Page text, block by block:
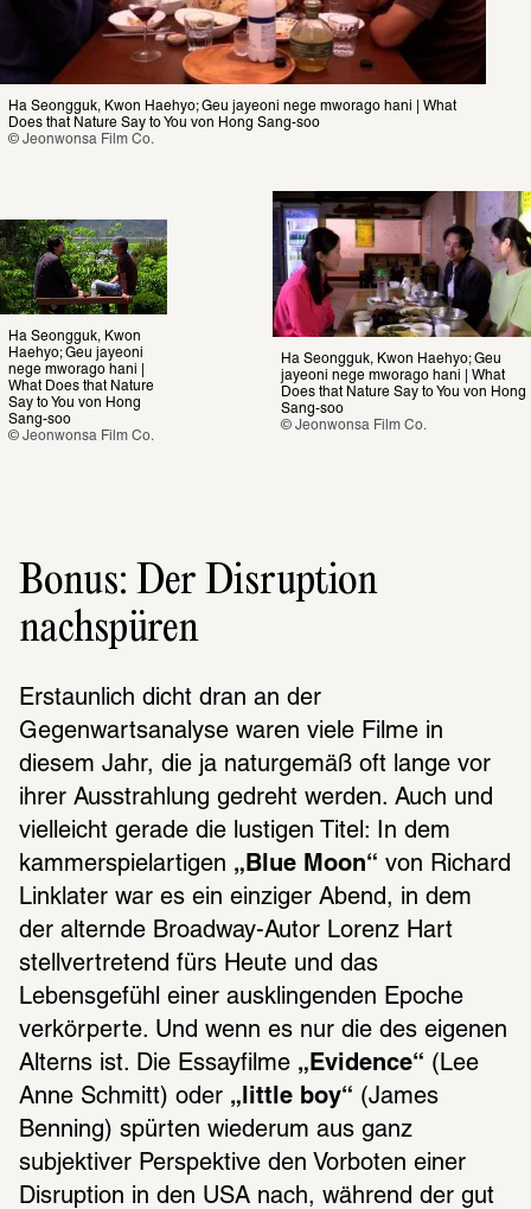
Ha Seongguk, Kwon Haehyo; Geu jayeoni nege mworago hani | What
Does that Nature Say to You von Hong Sang-soo
© Jeonwonsa Film Co.
Ha Seongguk, Kwon
Haehyo; Geu jayeoni
nege mworago hani |
What Does that Nature
Say to You von Hong
Sang-soo
© Jeonwonsa Film Co.
Ha Seongguk, Kwon Haehyo; Geu
jayeoni nege mworago hani | What
Does that Nature Say to You von Hong
Sang-soo
© Jeonwonsa Film Co.
Bonus: Der Disruption
nachspüren
Erstaunlich dicht dran an der
Gegenwartsanalyse waren viele Filme in
diesem Jahr, die ja naturgemäß oft lange vor
ihrer Ausstrahlung gedreht werden. Auch und
vielleicht gerade die lustigen Titel: In dem
kammerspielartigen „Blue Moon“ von Richard
Linklater war es ein einziger Abend, in dem
der alternde Broadway-Autor Lorenz Hart
stellvertretend fürs Heute und das
Lebensgefühl einer ausklingenden Epoche
verkörperte. Und wenn es nur die des eigenen
Alterns ist. Die Essayfilme „Evidence“ (Lee
Anne Schmitt) oder „little boy“ (James
Benning) spürten wiederum aus ganz
subjektiver Perspektive den Vorboten einer
Disruption in den USA nach, während der gut